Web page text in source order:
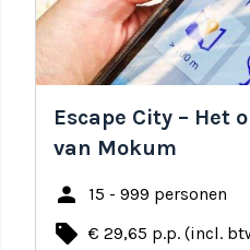
Escape City – Het
van Mokum
person 15 - 999 personen
local_offer € 29,65 p.p. (incl.